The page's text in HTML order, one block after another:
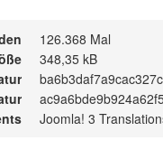
126.368 Mal
348,35 kB
Joomla! 3